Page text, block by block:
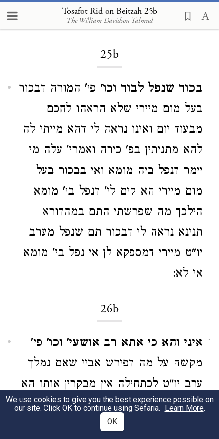
Tosafot Rid on Beitzah 25b
The William Davidson Talmud
Loading...
25b
1 בכור שנפל לבור וכו' פי' המורה דבכור
בעל מום מיירי שלא הראהו לחכם
מבעוד יום ואינו נראה לי דהא מייתי לה
להא מתניתין בפ' כירה ואמרי' עלה מי
יימר דנפל ביה מומא ואי בבכור בעל
מום מיירי הא קים לי' דנפל בי' מומא
הילכך מה שפרשתי התם במהדורא
תנינא נראה לי דבכור תם שנפל מערב
יו"ט מיירי דמספקא לן אי נפל בי' מומא
אי לא:
26b
1 איני והא כי אתא רב אושעי' וכו' פי'
מקשה על מה דפירש אביי שאם נמלך
ערב יו"ט לכתחילה אין מבקרין אותו הא
בדיעבד שפיר דמי הא רב אושיעא אייתי
מתניתא דבין נולד בו מום עיו"ט ובין
We use cookies to give you the best experience possible on
our site. Click OK to continue using Sefaria. Learn More.
OK